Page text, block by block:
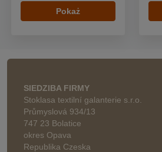
Pokaż
SIEDZIBA FIRMY
Stoklasa textilní galanterie s.r.o.
Průmyslová 934/13
747 23 Bolatice
okres Opava
Republika Czeska